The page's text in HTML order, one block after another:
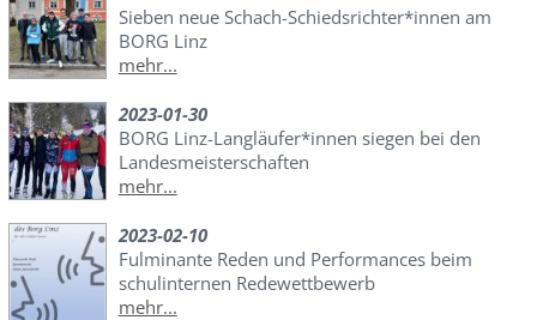
Sieben neue Schach-Schiedsrichter*innen am
BORG Linz
mehr...
2023-01-30
BORG Linz-Langläufer*innen siegen bei den
Landesmeisterschaften
mehr...
2023-02-10
Fulminante Reden und Performances beim
schulinternen Redewettbewerb
mehr...